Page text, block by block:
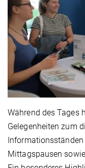
Während des Tages
Gelegenheiten zum
Informationsständen
Mittagspausen